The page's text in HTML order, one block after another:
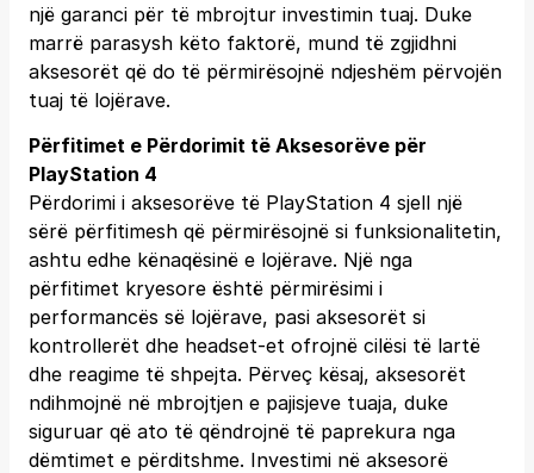
një garanci për të mbrojtur investimin tuaj. Duke
marrë parasysh këto faktorë, mund të zgjidhni
aksesorët që do të përmirësojnë ndjeshëm përvojën
tuaj të lojërave.
Përfitimet e Përdorimit të Aksesorëve për
PlayStation 4
Përdorimi i aksesorëve të PlayStation 4 sjell një
sërë përfitimesh që përmirësojnë si funksionalitetin,
ashtu edhe kënaqësinë e lojërave. Një nga
përfitimet kryesore është përmirësimi i
performancës së lojërave, pasi aksesorët si
kontrollerët dhe headset-et ofrojnë cilësi të lartë
dhe reagime të shpejta. Përveç kësaj, aksesorët
ndihmojnë në mbrojtjen e pajisjeve tuaja, duke
siguruar që ato të qëndrojnë të paprekura nga
dëmtimet e përditshme. Investimi në aksesorë